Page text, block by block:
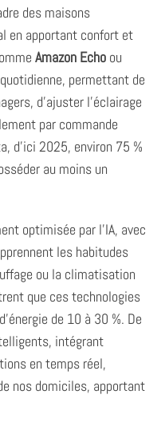
des maisons
en apportant confort et
Amazon Echoou
permettant de
d’ajuster l’éclairage
par commande
d’ici 2025, environ 75 %
au moins un
optimisée par l’IA, avec
les habitudes
ou la climatisation
que ces technologies
de 10 à 30 %. De
intégrant
en temps réel,
nos domiciles, apportant